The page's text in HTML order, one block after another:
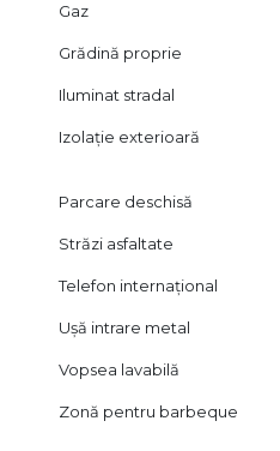
Gaz
Grădină proprie
Iluminat stradal
Izolație exterioară
Parcare deschisă
Străzi asfaltate
Telefon internațional
Ușă intrare metal
Vopsea lavabilă
Zonă pentru barbeque